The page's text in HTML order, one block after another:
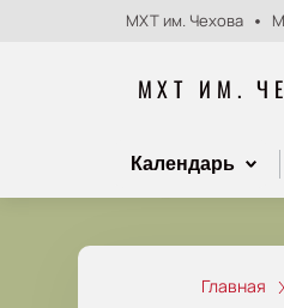
МХТ им. Чехова
МХТ ИМ.
Календарь
Главная